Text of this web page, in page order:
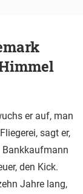
er auf, man
sagt er,
Bankkaufmann
den Kick.
Jahre lang,